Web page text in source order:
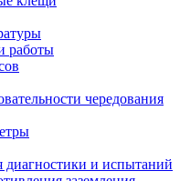
работы
чередования
диагностики и испытаний